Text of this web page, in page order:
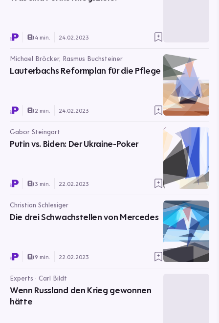
4 min. 24.02.2023
Michael Bröcker, Rasmus Buchsteiner
Lauterbachs Reformplan für die Pflege
2 min. 24.02.2023
Gabor Steingart
Putin vs. Biden: Der Ukraine-Poker
3 min. 22.02.2023
Christian Schlesiger
Die drei Schwachstellen von Mercedes
9 min. 22.02.2023
Experts · Carl Bildt
Wenn Russland den Krieg gewonnen
hätte